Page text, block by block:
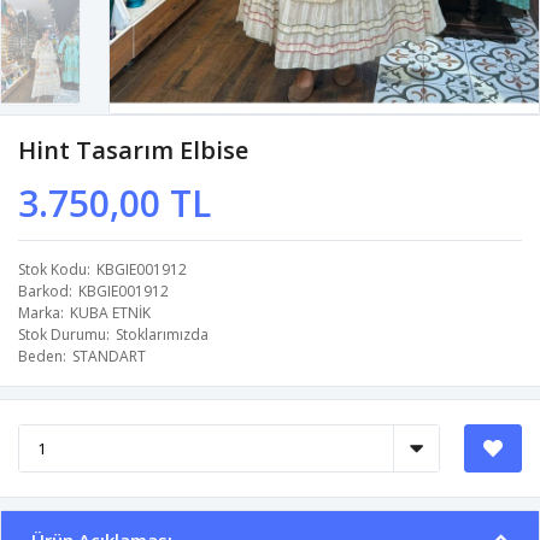
Hint Tasarım Elbise
3.750,00 TL
Stok Kodu KBGIE001912
Barkod KBGIE001912
Marka KUBA ETNİK
Stok Durumu Stoklarımızda
Beden STANDART